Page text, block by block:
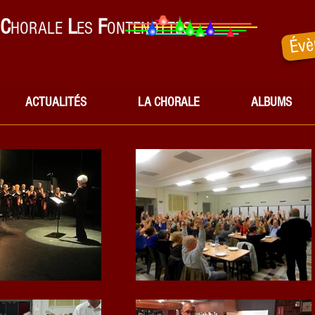
CHORALE LES FONTENOTTES
ACTUALITÉS LA CHORALE ALBUMS